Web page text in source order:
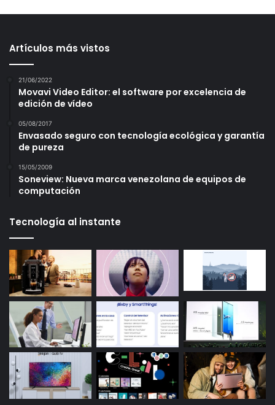
Artículos más vistos
21/06/2022
Movavi Video Editor: el software por excelencia de
edición de vídeo
05/08/2017
Envasado seguro con tecnología ecológica y garantía
de pureza
15/05/2009
Soneview: Nueva marca venezolana de equipos de
computación
Tecnología al instante